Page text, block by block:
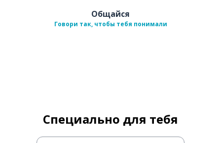
Общайся
Говори так, чтобы тебя понимали
Специально для тебя